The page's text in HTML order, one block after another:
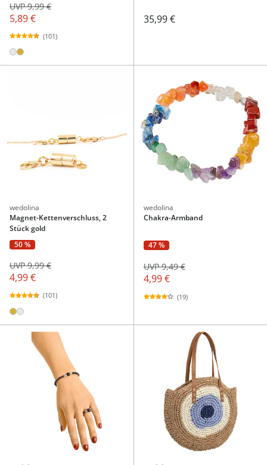
5,89 €
UVP 9,99 €
(101)
35,99 €
wedolina
Magnet-Kettenverschluss, 2
Stück gold
50 %
4,99 €
UVP 9,99 €
(101)
wedolina
Chakra-Armband
47 %
4,99 €
UVP 9,49 €
(19)